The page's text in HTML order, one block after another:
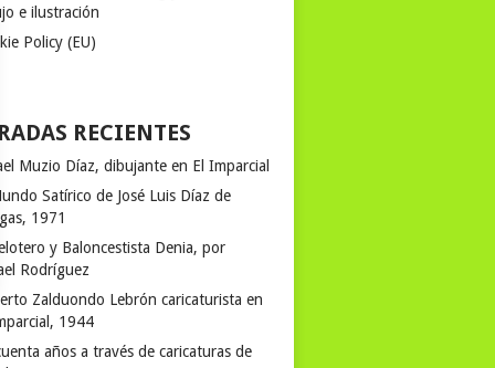
e ilustración
Policy (EU)
RECIENTES
Muzio Díaz, dibujante en El Imparcial
Satírico de José Luis Díaz de
1971
y Baloncestista Denia, por
Rodríguez
Zalduondo Lebrón caricaturista en
1944
años a través de caricaturas de